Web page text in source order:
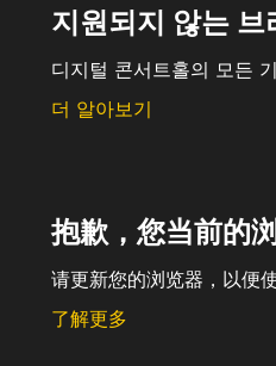
지원되지 않는
디지털 콘서트홀의 모든
더 알아보기
抱歉，您当前的
请更新您的浏览器，以便
了解更多